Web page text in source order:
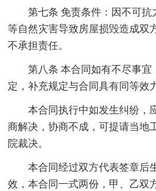
第七条 免责条件：因不可抗
等自然灾害导致房屋损毁造成双
不承担责任。
第八条 本合同如有不尽事
定，补充规定与合同具有同等效
本合同执行中如发生纠纷，
商解决，协商不成，可提请当地
院裁决。
本合同经过双方代表签章后
效，本合同一式两份，甲、乙双